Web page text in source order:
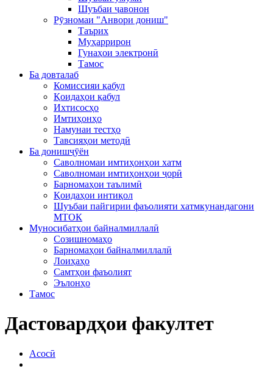
Шуъбаи ҷавонон
Рӯзномаи "Анвори дониш"
Таърих
Муҳаррирон
Гунаҳои электронӣ
Тамос
Ба довталаб
Комиссияи қабул
Қоидаҳои қабул
Ихтисосҳо
Имтиҳонҳо
Намунаи тестҳо
Тавсияҳои методӣ
Ба донишҷӯён
Саволномаи имтиҳонҳои хатм
Саволномаи имтиҳонҳои ҷорӣ
Барномаҳои таълимӣ
Қоидаҳои интиқол
Шуъбаи пайгирии фаъолияти хатмкунандагони
МТОК
Муносибатҳои байналмиллалӣ
Созишномаҳо
Барномаҳои байналмиллалӣ
Лоиҳаҳо
Самтҳои фаъолият
Эълонҳо
Тамос
Дастовардҳои факултет
Асосӣ